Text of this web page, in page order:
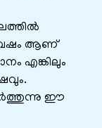
ആണ്‌
എങ്കിലും
ഈ